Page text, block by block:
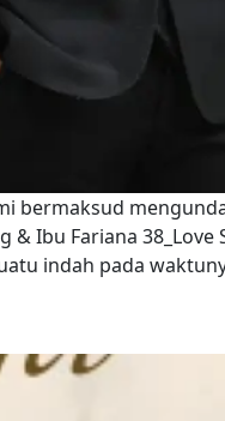
bermaksud
Ibu Fariana 38_Love
indah pada